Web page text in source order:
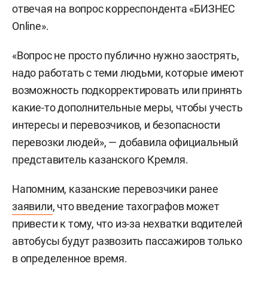
отвечая на вопрос корреспондента «БИЗНЕС
Online».
«Вопрос не просто публично нужно заострять,
надо работать с теми людьми, которые имеют
возможность подкорректировать или принять
какие-то дополнительные меры, чтобы учесть
интересы и перевозчиков, и безопасности
перевозки людей», — добавила официальный
представитель казанского Кремля.
Напомним, казанские перевозчики ранее
заявили, что введение тахографов может
привести к тому, что из-за нехватки водителей
автобусы будут развозить пассажиров только
в определенное время.